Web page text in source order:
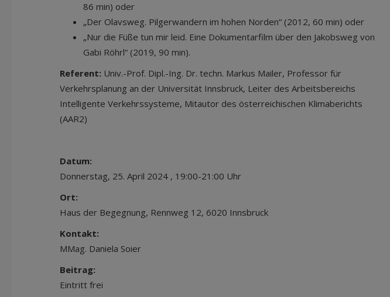
86 min) oder
„Der Olavsweg. Pilgerwandern im hohen Norden“ (2012, 60 min) oder
„Nur die Füße tun mir leid. Eine Dokumentarfilm über den Jakobsweg von
Gabi Röhrl“ (2019, 90 min).
Referent: Univ.-Prof. Dipl.-Ing. Dr. techn. Markus Mailer, Professor für
Verkehrsplanung an der Universität Innsbruck, Leiter des Arbeitsbereichs
Intelligente Verkehrssysteme, Mitautor des österreichischen Klimaberichts
(AAR2)
Datum:
Donnerstag, 25. April 2024 , 19:00-21:00 Uhr
Ort:
Haus der Begegnung, Rennweg 12, 6020 Innsbruck
Kontakt:
MMag. Daniela Soier
Beitrag:
Eintritt frei